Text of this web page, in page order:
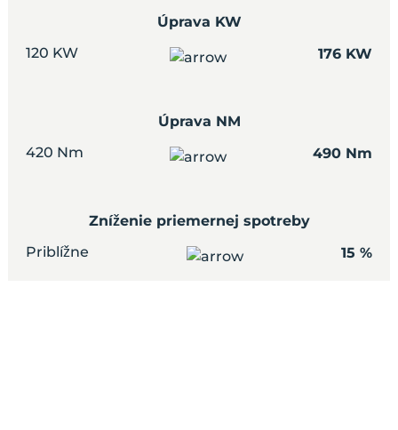
Úprava KW
120 KW
176 KW
Úprava NM
420 Nm
490 Nm
Zníženie priemernej spotreby
Priblížne
15 %